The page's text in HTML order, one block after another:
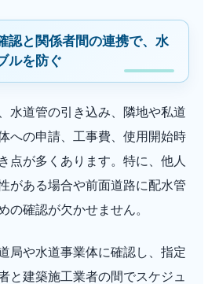
認と関係者間の連携で、水
ルを防ぐ
水道管の引き込み、隣地や私道
への申請、工事費、使用開始時
点が多くあります。特に、他人
がある場合や前面道路に配水管
の確認が欠かせません。
局や水道事業体に確認し、指定
と建築施工業者の間でスケジュ